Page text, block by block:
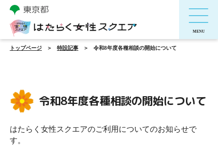
トップページ 特設記事 令和8年度各種相談の開始について
令和8年度各種相談の開始について
はたらく女性スクエアのご利用についてのお知らせで
す。